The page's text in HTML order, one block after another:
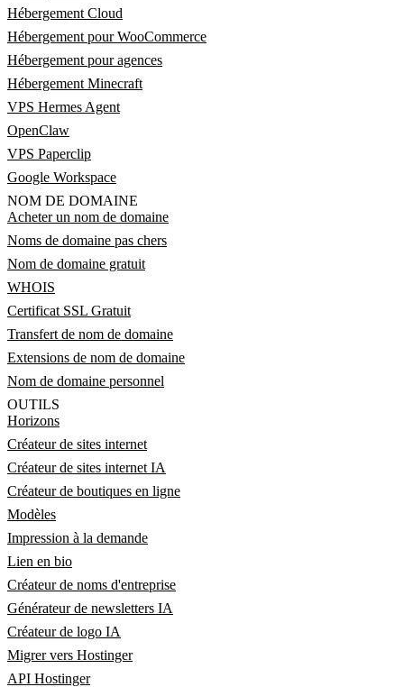
Hébergement Cloud
Hébergement pour WooCommerce
Hébergement pour agences
Hébergement Minecraft
VPS Hermes Agent
OpenClaw
VPS Paperclip
Google Workspace
NOM DE DOMAINE
Acheter un nom de domaine
Noms de domaine pas chers
Nom de domaine gratuit
WHOIS
Certificat SSL Gratuit
Transfert de nom de domaine
Extensions de nom de domaine
Nom de domaine personnel
OUTILS
Horizons
Créateur de sites internet
Créateur de sites internet IA
Créateur de boutiques en ligne
Modèles
Impression à la demande
Lien en bio
Créateur de noms d'entreprise
Générateur de newsletters IA
Créateur de logo IA
Migrer vers Hostinger
API Hostinger